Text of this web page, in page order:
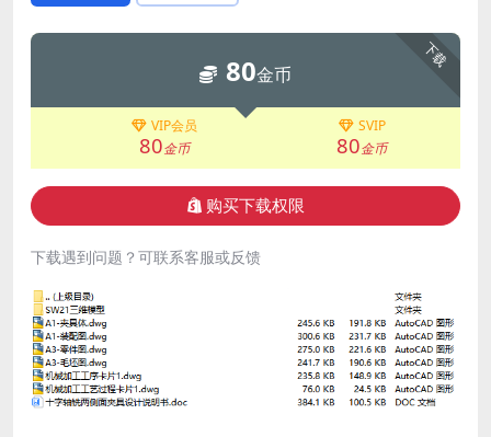
下载
80金币
VIP会员
80金币
SVIP
80金币
购买下载权限
下载遇到问题？可联系客服或反馈